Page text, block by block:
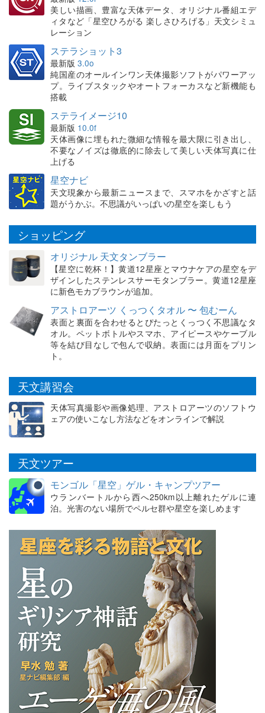
美しい描画、豊富な天体データ、オリジナル番組エデ
ィタなど「星空ひろがる 楽しさひろげる」天文シミュ
レーション
ステラショット3
最新版 3.0o
純国産のオールインワン天体撮影ソフトがパワーアッ
プ。ライブスタックやオートフォーカスなど新機能も
搭載
ステライメージ10
最新版 10.0f
天体画像に埋もれた微細な情報を最大限に引き出し、
不要なノイズは徹底的に除去して美しい天体写真に仕
上げる
星空ナビ
天文現象から最新ニュースまで、スマホをかざすと話
題がうかぶ。不思議がいっぱいの星空を楽しもう
ショッピング
オリジナル 天文タンブラー
【星空に乾杯！】黄道12星座とマウナケアの星空をデ
ザインしたステンレスサーモタンブラー。黄道12星座
に新色モカブラウンが追加。
アストロアーツ くっつくタオル 〜 包むーん
表面と裏面を合わせるとぴたっとくっつく不思議なタ
オル。ペットボトルやスマホ、アイピースやケーブル
等を結び目なしで包んで収納。表面には月面をプリン
ト。
天文講習会
天体写真撮影や画像処理、アストロアーツのソフトウ
ェアの使いこなし方法などをオンラインで解説
天文ツアー
モンゴル「星空」ゲル・キャンプツアー
ウランバートルから西へ250km以上離れたゲルに連
泊。光害のない場所でペルセ群や星空を楽しめます